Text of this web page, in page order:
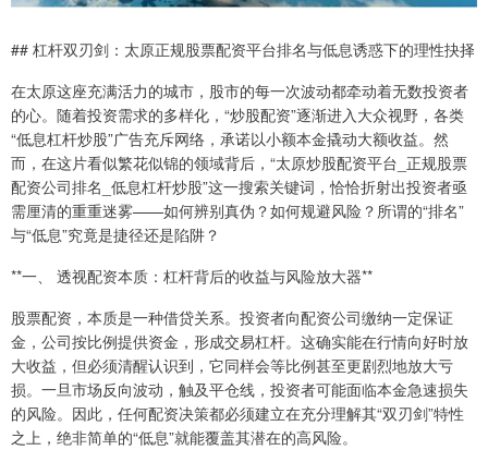
## 杠杆双刃剑：太原正规股票配资平台排名与低息诱惑下的理性抉择
在太原这座充满活力的城市，股市的每一次波动都牵动着无数投资者
的心。随着投资需求的多样化，“炒股配资”逐渐进入大众视野，各类
“低息杠杆炒股”广告充斥网络，承诺以小额本金撬动大额收益。然
而，在这片看似繁花似锦的领域背后，“太原炒股配资平台_正规股票
配资公司排名_低息杠杆炒股”这一搜索关键词，恰恰折射出投资者亟
需厘清的重重迷雾——如何辨别真伪？如何规避风险？所谓的“排名”
与“低息”究竟是捷径还是陷阱？
**一、 透视配资本质：杠杆背后的收益与风险放大器**
股票配资，本质是一种借贷关系。投资者向配资公司缴纳一定保证
金，公司按比例提供资金，形成交易杠杆。这确实能在行情向好时放
大收益，但必须清醒认识到，它同样会等比例甚至更剧烈地放大亏
损。一旦市场反向波动，触及平仓线，投资者可能面临本金急速损失
的风险。因此，任何配资决策都必须建立在充分理解其“双刃剑”特性
之上，绝非简单的“低息”就能覆盖其潜在的高风险。